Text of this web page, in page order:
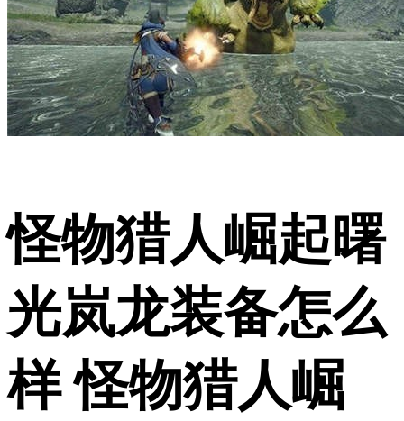
怪物猎人崛起曙
光岚龙装备怎么
样 怪物猎人崛